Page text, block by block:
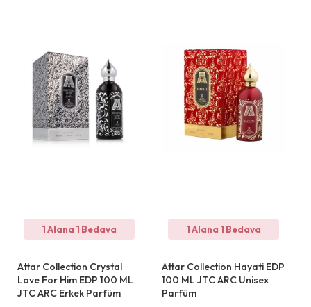
1 Alana 1 Bedava
Attar Collection Crystal
Love For Him EDP 100 ML
JTC ARC Erkek Parfüm
1 Alana 1 Bedava
Attar Collection Hayati EDP
100 ML JTC ARC Unisex
Parfüm